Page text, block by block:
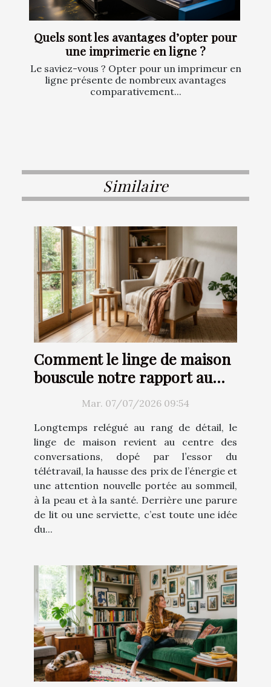
Quels sont les avantages d’opter pour
une imprimerie en ligne ?
Le saviez-vous ? Opter pour un imprimeur en
ligne présente de nombreux avantages
comparativement...
Similaire
Comment le linge de maison
bouscule notre rapport au
confortMar. 07/07/2026 09:54
Longtemps relégué au rang de détail, le
linge de maison revient au centre des
conversations, dopé par l’essor du
télétravail, la hausse des prix de l’énergie et
une attention nouvelle portée au sommeil,
à la peau et à la santé. Derrière une parure
de lit ou une serviette, c’est toute une idée
du...